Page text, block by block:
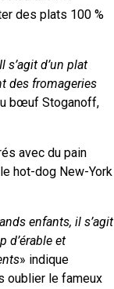
des plats 100 %
Il s’agit d’un plat
des fromageries
bœuf Stoganoff,
avec du pain
hot-dog New-York
enfants, il s’agit
d’érable et
» indique
oublier le fameux